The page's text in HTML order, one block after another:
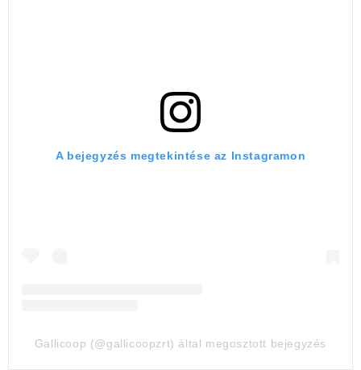
A bejegyzés megtekintése az Instagramon
Gallicoop (@gallicoopzrt) által megosztott bejegyzés